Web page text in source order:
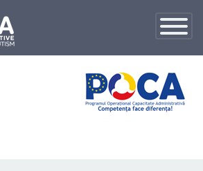
Toggle